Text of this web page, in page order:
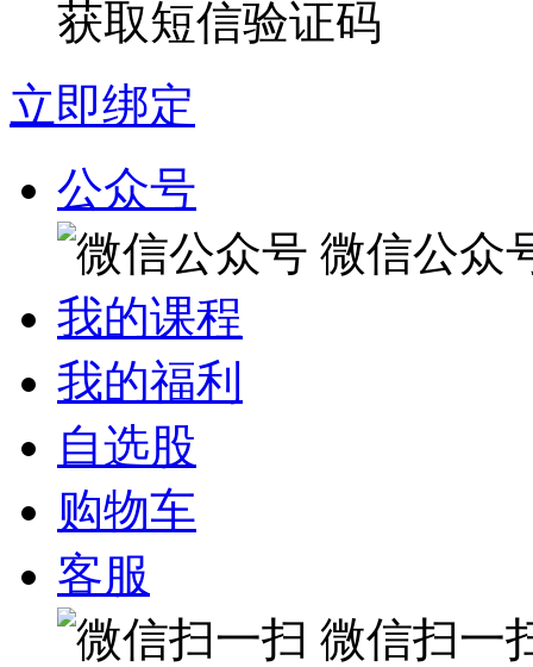
获取短信验证码
立即绑定
公众号
微信公众
我的课程
我的福利
自选股
购物车
客服
微信扫一